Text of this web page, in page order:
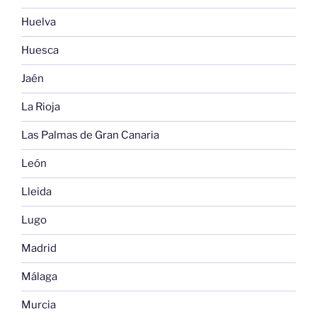
Huelva
Huesca
Jaén
La Rioja
Las Palmas de Gran Canaria
León
Lleida
Lugo
Madrid
Málaga
Murcia